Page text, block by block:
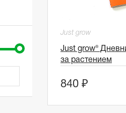
Just grow
Just grow®
за растением
840 ₽